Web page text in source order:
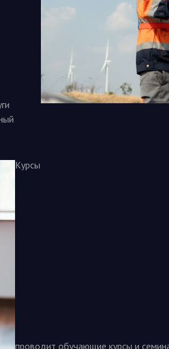
Курсы
проводит обучающие курсы и